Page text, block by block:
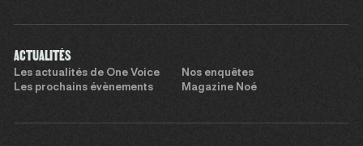
ACTUALITÉS
Les actualités de One Voice
Nos enquêtes
Les prochains évènements
Magazine Noé